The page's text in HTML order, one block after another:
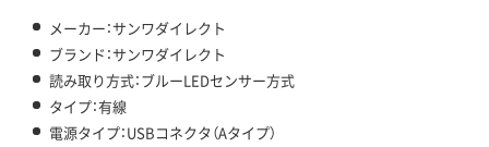
メーカー：サンワダイレクト
ブランド：サンワダイレクト
読み取り方式：ブルーLEDセンサー方式
タイプ：有線
電源タイプ：USBコネクタ（Aタイプ）